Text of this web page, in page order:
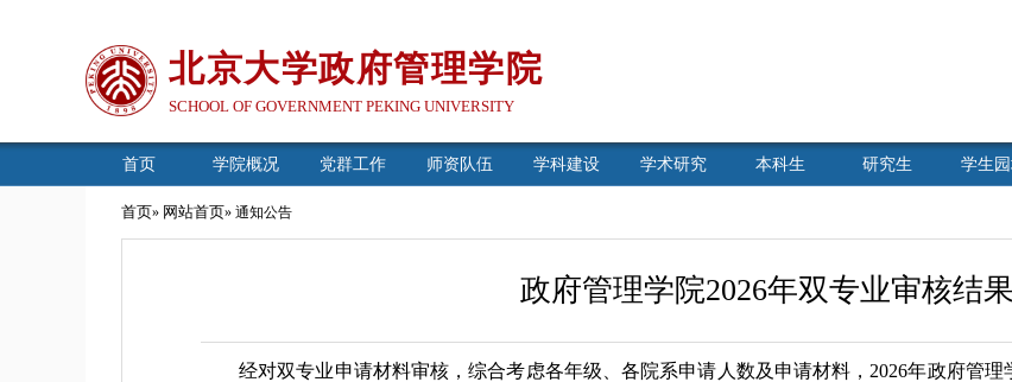
北京大学政府管理学院
SCHOOL OF GOVERNMENT PEKING UNIVERSITY
首页 学院概况 党群工作 师资队伍 学科建设 学术研究 本科生 研究生 学生
首页» 网站首页» 通知公告
政府管理学院2026年双专业审核结
经对双专业申请材料审核，综合考虑各年级、各院系申请人数及申请材料，2026年政府管